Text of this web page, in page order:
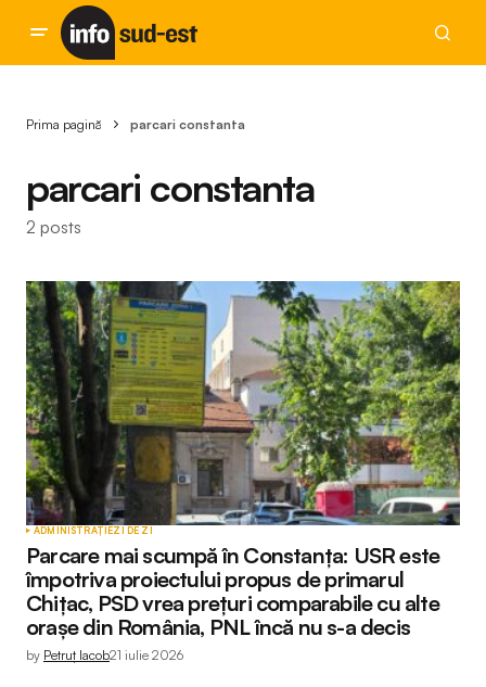
Prima pagină parcari constanta
parcari constanta
2 posts
ADMINISTRAȚIEZI DE ZI
Parcare mai scumpă în Constanța: USR este
împotriva proiectului propus de primarul
Chițac, PSD vrea prețuri comparabile cu alte
orașe din România, PNL încă nu s-a decis
by Petruț Iacob21 iulie 2026